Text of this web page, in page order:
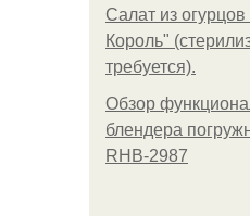
Салат из
Король"
требуется).
Обзор
блендера
RHB-2987